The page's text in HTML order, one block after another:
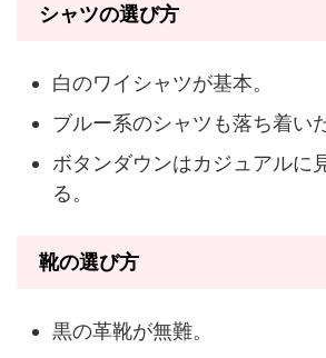
シャツの選び方
白のワイシャツが基本。
ブルー系のシャツも落ち着い
ボタンダウンはカジュアルに
る。
靴の選び方
黒の革靴が無難。